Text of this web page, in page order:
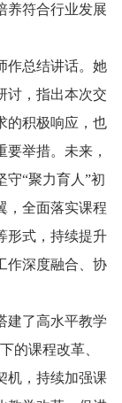
养符合行业发展
作总结讲话。她
讨，指出本次交
的积极响应，也
举措。未来，
守“聚力育人”初
，全面落实课程
形式，持续提升
作深度融合、协
建了高水平教学
的课程改革、
机，持续加强课